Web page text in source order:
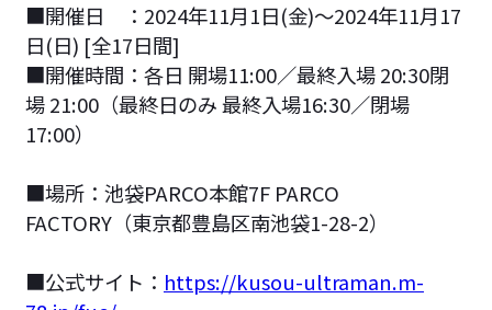
■開催日 ：2024年11月1日(金)～2024年11月17
日(日) [全17日間]
■開催時間：各日 開場11:00／最終入場 20:30閉
場 21:00（最終日のみ 最終入場16:30／閉場
17:00）
■場所：池袋PARCO本館7F PARCO
FACTORY（東京都豊島区南池袋1-28-2）
■公式サイト： https://kusou-ultraman.m-